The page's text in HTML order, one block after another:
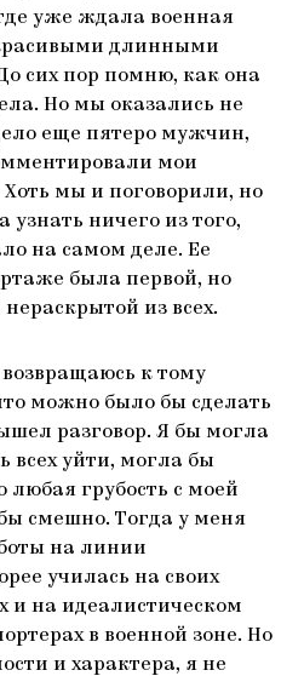
уже ждала военная
длинными
сих пор помню, как она
Но мы оказались не
еще пятеро мужчин,
мои
Хоть мы и поговорили, но
узнать ничего из того,
на самом деле. Ее
была первой, но
из всех.
к тому
можно было бы сделать
разговор. Я бы могла
всех уйти, могла бы
любая грубость с моей
смешно. Тогда у меня
на линии
училась на своих
и на идеалистическом
в военной зоне. Но
и характера, я не